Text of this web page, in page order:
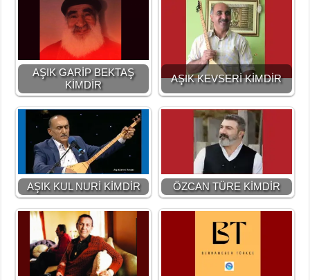
AŞIK GARİP BEKTAŞ
KİMDİR
AŞIK KEVSERİ KİMDİR
AŞIK KUL NURİ KİMDİR ÖZCAN TÜRE KİMDİR